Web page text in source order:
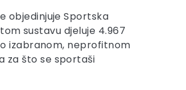
objedinjuje Sportska
sustavu djeluje 4.967
izabranom, neprofitnom
za što se sportaši